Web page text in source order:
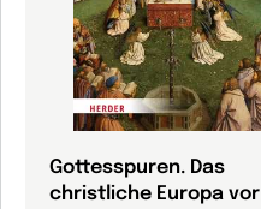
Gottesspuren. Das
christliche Europa vor